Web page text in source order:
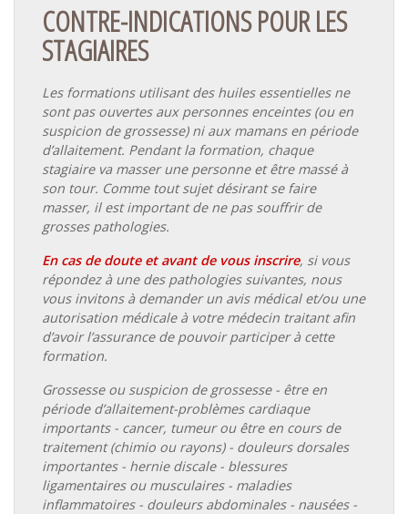
CONTRE-INDICATIONS POUR LES
STAGIAIRES
Les formations utilisant des huiles essentielles ne
sont pas ouvertes aux personnes enceintes (ou en
suspicion de grossesse) ni aux mamans en période
d’allaitement. Pendant la formation, chaque
stagiaire va masser une personne et être massé à
son tour. Comme tout sujet désirant se faire
masser, il est important de ne pas souffrir de
grosses pathologies.
En cas de doute et avant de vous inscrire, si vous
répondez à une des pathologies suivantes, nous
vous invitons à demander un avis médical et/ou une
autorisation médicale à votre médecin traitant afin
d’avoir l’assurance de pouvoir participer à cette
formation.
Grossesse ou suspicion de grossesse - être en
période d’allaitement-problèmes cardiaque
importants - cancer, tumeur ou être en cours de
traitement (chimio ou rayons) - douleurs dorsales
importantes - hernie discale - blessures
ligamentaires ou musculaires - maladies
inflammatoires - douleurs abdominales - nausées -